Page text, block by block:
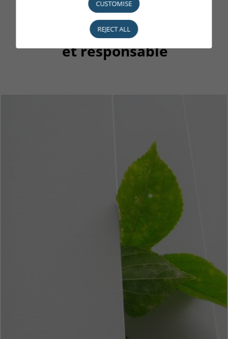
attentionnée, engagée
et responsable
CUSTOMISE
REJECT ALL